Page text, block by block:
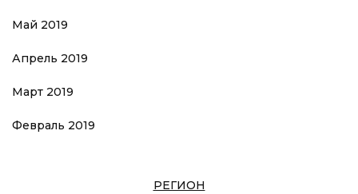
Май 2019
Апрель 2019
Март 2019
Февраль 2019
РЕГИОН